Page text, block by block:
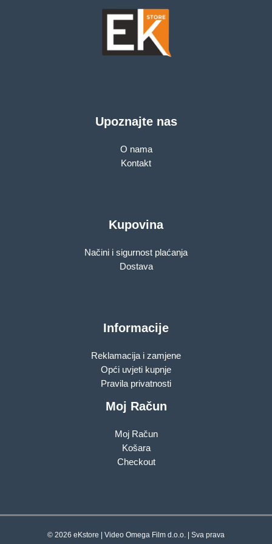
Upoznajte nas
O nama
Kontakt
Kupovina
Načini i sigurnost plaćanja
Dostava
Informacije
Reklamacija i zamjene
Opći uvjeti kupnje
Pravila privatnosti
Moj Račun
Moj Račun
Košara
Checkout
© 2026 eKstore | Video Omega Film d.o.o. | Sva prava